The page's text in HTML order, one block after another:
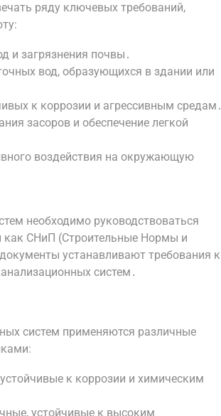
ряду ключевых требований,
и загрязнения почвы․
вод, образующихся в здании или
к коррозии и агрессивным средам․
засоров и обеспечение легкой
воздействия на окружающую
необходимо руководствоваться
СНиП (Строительные Нормы и
устанавливают требования к
систем․
систем применяются различные
к коррозии и химическим
устойчивые к высоким